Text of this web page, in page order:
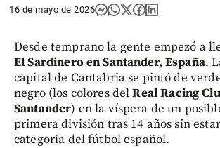
16 de mayo de 2026
Desde temprano la gente empezó a
El Sardinero en Santander, España.
capital de Cantabria se pintó de
negro (los colores delReal Racing
Santander) en la víspera de un
primera división tras 14 años sin
categoría del fútbol español.